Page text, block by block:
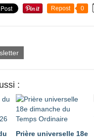
Repost 0
:
Prière universelle 18e